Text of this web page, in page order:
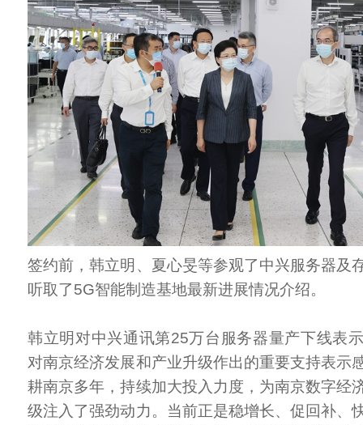
签约前，韩立明、夏心旻等参观了中兴服务器及
听取了5G智能制造基地最新进展情况介绍。
韩立明对中兴通讯第25万台服务器量产下线表
对南京经济发展和产业升级作出的重要支持表示
耕南京多年，持续加大投入力度，为南京数字经
级注入了强劲动力。当前正是稳增长、促回补、